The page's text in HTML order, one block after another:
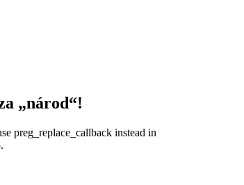
„národ“!
preg_replace_callback instead in